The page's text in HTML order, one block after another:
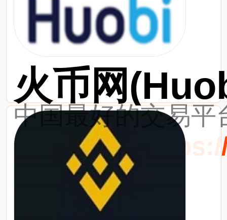
火币网
中国最好的交易平
最新网址：